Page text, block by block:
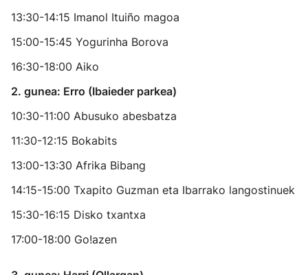
13:30-14:15 Imanol Ituiño magoa
15:00-15:45 Yogurinha Borova
16:30-18:00 Aiko
2. gunea: Erro (Ibaieder parkea)
10:30-11:00 Abusuko abesbatza
11:30-12:15 Bokabits
13:00-13:30 Afrika Bibang
14:15-15:00 Txapito Guzman eta Ibarrako langostinuek
15:30-16:15 Disko txantxa
17:00-18:00 Go!azen